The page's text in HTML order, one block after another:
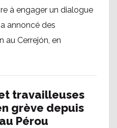
à engager un dialogue
annoncé des
au Cerrejón, en
travailleuses
grève depuis
Pérou